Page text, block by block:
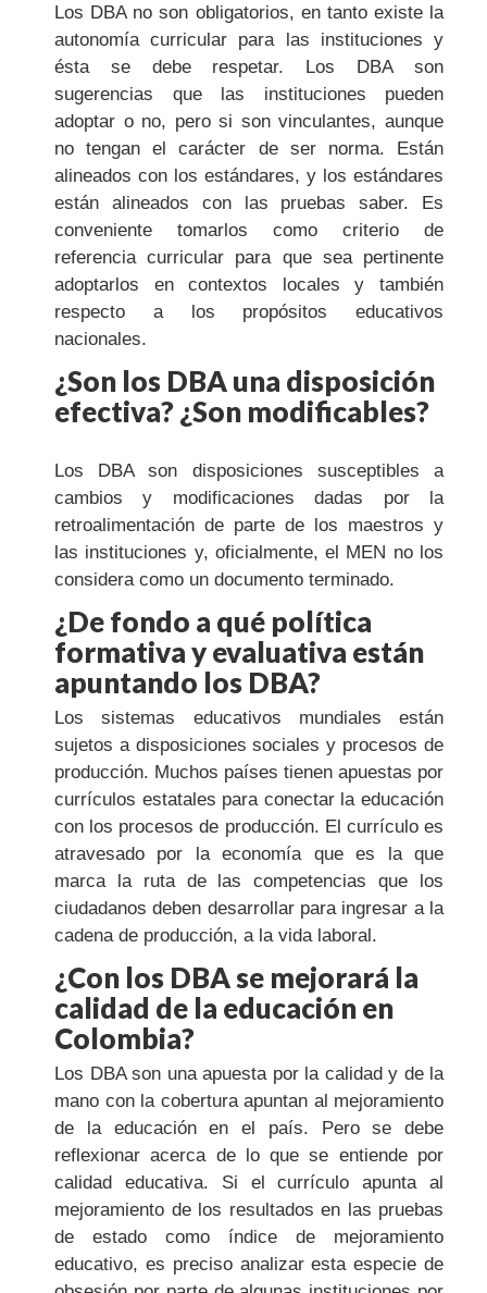
Los DBA no son obligatorios, en tanto existe la
autonomía curricular para las instituciones y
ésta se debe respetar. Los DBA son
sugerencias que las instituciones pueden
adoptar o no, pero si son vinculantes, aunque
no tengan el carácter de ser norma. Están
alineados con los estándares, y los estándares
están alineados con las pruebas saber. Es
conveniente tomarlos como criterio de
referencia curricular para que sea pertinente
adoptarlos en contextos locales y también
respecto a los propósitos educativos
nacionales.
¿Son los DBA una disposición
efectiva? ¿Son modificables?
Los DBA son disposiciones susceptibles a
cambios y modificaciones dadas por la
retroalimentación de parte de los maestros y
las instituciones y, oficialmente, el MEN no los
considera como un documento terminado.
¿De fondo a qué política
formativa y evaluativa están
apuntando los DBA?
Los sistemas educativos mundiales están
sujetos a disposiciones sociales y procesos de
producción. Muchos países tienen apuestas por
currículos estatales para conectar la educación
con los procesos de producción. El currículo es
atravesado por la economía que es la que
marca la ruta de las competencias que los
ciudadanos deben desarrollar para ingresar a la
cadena de producción, a la vida laboral.
¿Con los DBA se mejorará la
calidad de la educación en
Colombia?
Los DBA son una apuesta por la calidad y de la
mano con la cobertura apuntan al mejoramiento
de la educación en el país. Pero se debe
reflexionar acerca de lo que se entiende por
calidad educativa. Si el currículo apunta al
mejoramiento de los resultados en las pruebas
de estado como índice de mejoramiento
educativo, es preciso analizar esta especie de